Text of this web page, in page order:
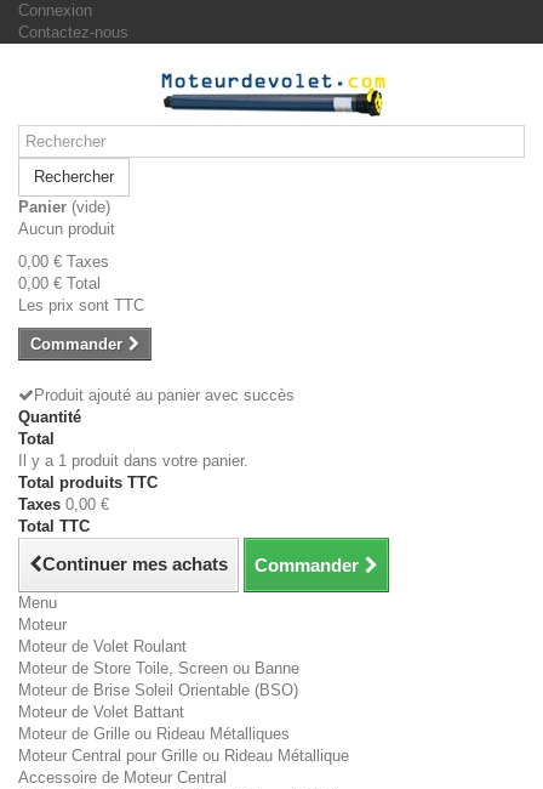
Connexion
Contactez-nous
Rechercher
Panier (vide)
Aucun produit
0,00 € Taxes
0,00 € Total
Les prix sont TTC
Commander
Produit ajouté au panier avec succès
Quantité
Total
Il y a 1 produit dans votre panier.
Total produits TTC
Taxes 0,00 €
Total TTC
Continuer mes achats Commander
Menu
Moteur
Moteur de Volet Roulant
Moteur de Store Toile, Screen ou Banne
Moteur de Brise Soleil Orientable (BSO)
Moteur de Volet Battant
Moteur de Grille ou Rideau Métalliques
Moteur Central pour Grille ou Rideau Métallique
Accessoire de Moteur Central